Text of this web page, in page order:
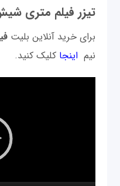
تیزر فیلم متری
برای خرید آنلاین بلیت
نیماینجاکلیک کنید.